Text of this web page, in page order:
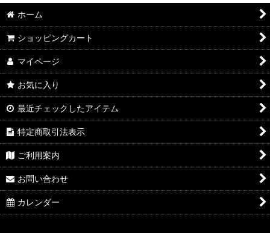
ホーム
ショッピングカート
マイページ
お気に入り
最近チェックしたアイテム
特定商取引法表示
ご利用案内
お問い合わせ
カレンダー